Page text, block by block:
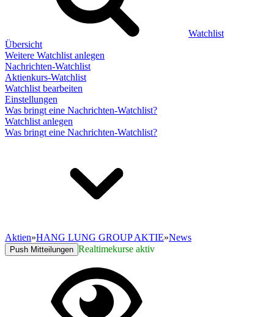
Watchlist
Übersicht
Weitere Watchlist anlegen
Nachrichten-Watchlist
Aktienkurs-Watchlist
Watchlist bearbeiten
Einstellungen
Was bringt eine Nachrichten-Watchlist?
Watchlist anlegen
Was bringt eine Nachrichten-Watchlist?
Aktien»HANG LUNG GROUP AKTIE»News
Push Mitteilungen Realtimekurse aktiv